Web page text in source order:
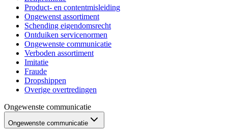
Product- en contentmisleiding
Ongewenst assortiment
Schending eigendomsrecht
Ontduiken servicenormen
Ongewenste communicatie
Verboden assortiment
Imitatie
Fraude
Dropshippen
Overige overtredingen
Ongewenste communicatie
Ongewenste communicatie